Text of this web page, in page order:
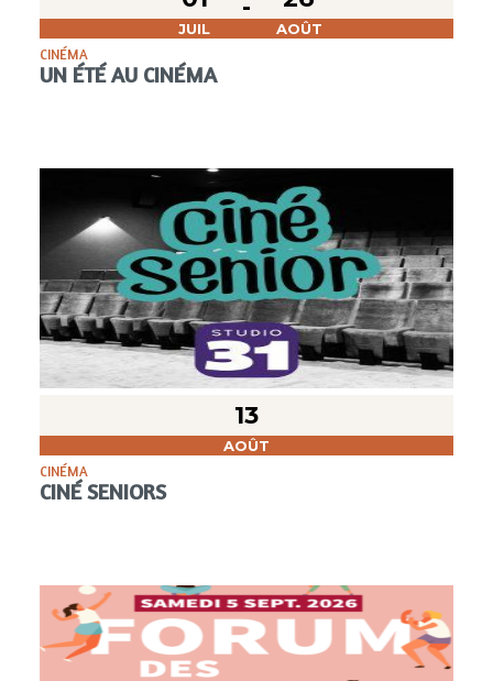
JUIL AOÛT
CINÉMA
UN ÉTÉ AU CINÉMA
13
AOÛT
CINÉMA
CINÉ SENIORS